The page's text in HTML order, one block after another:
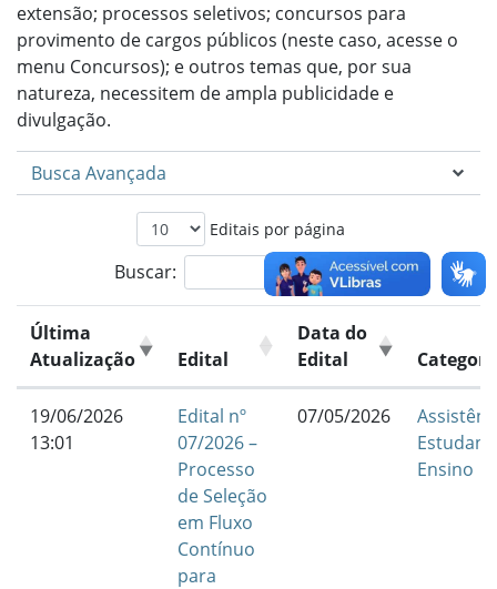
extensão; processos seletivos; concursos para
provimento de cargos públicos (neste caso, acesse o
menu Concursos); e outros temas que, por sua
natureza, necessitem de ampla publicidade e
divulgação.
Busca Avançada
Editais por página
Buscar:
Última
Atualização
Edital
Data do
Edital
19/06/2026
13:01
Edital nº
07/2026 –
Processo
de Seleção
em Fluxo
Contínuo
para
07/05/2026
Ensino